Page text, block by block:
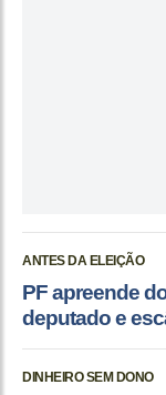
ANTES DA ELEIÇÃO
PF apreende
deputado e
DINHEIRO SEM DONO